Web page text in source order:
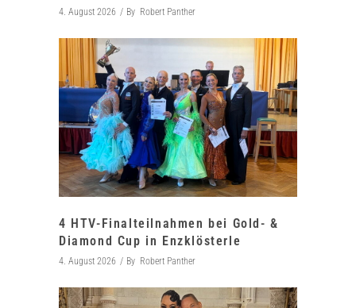
4. August 2026 By Robert Panther
4 HTV-Finalteilnahmen bei Gold- &
Diamond Cup in Enzklösterle
4. August 2026 By Robert Panther